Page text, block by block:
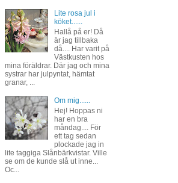
Lite rosa jul i
köket......
Hallå på er! Då
är jag tillbaka
då.... Har varit på
Västkusten hos
mina föräldrar. Där jag och mina
systrar har julpyntat, hämtat
granar, ...
Om mig......
Hej! Hoppas ni
har en bra
måndag.... För
ett tag sedan
plockade jag in
lite taggiga Slånbärkvistar. Ville
se om de kunde slå ut inne...
Oc...